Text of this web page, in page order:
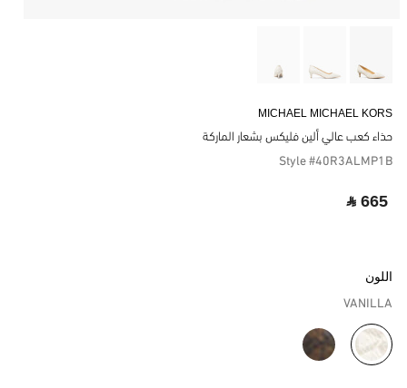
MICHAEL MICHAEL KORS
حذاء كعب عالي ألين فليكس بشعار الماركة
Style #40R3ALMP1B
‎ ⃁ 665 ‎
اللون
VANILLA
مختار